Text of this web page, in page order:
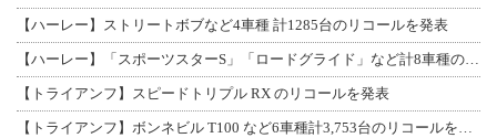
【ハーレー】ストリートボブなど4車種 計1285台のリコールを発表
【ハーレー】「スポーツスターS」「ロードグライド」など計8車種のリコールを発表
【トライアンフ】スピードトリプル RX のリコールを発表
【トライアンフ】ボンネビル T100 など6車種計3,753台のリコールを発表